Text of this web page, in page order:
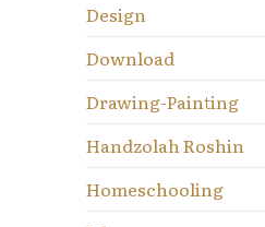
Design
Download
Drawing-Painting
Handzolah Roshin
Homeschooling